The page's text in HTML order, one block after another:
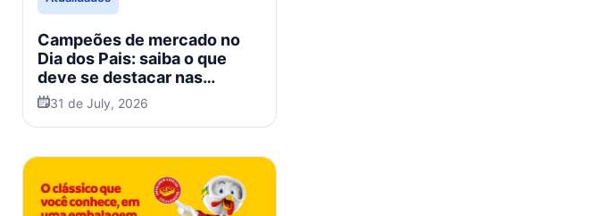
Campeões de mercado no
Dia dos Pais: saiba o que
deve se destacar nas
vendas em 2026
31 de July, 2026